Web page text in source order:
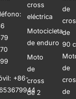
+86-
cross
eléctrica
Motocicleta
de enduro
Moto
de
cross
de 2
de
de
90
de
de